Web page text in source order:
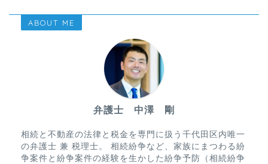
ABOUT ME
弁護士 中澤 剛
相続と不動産の法律と税金を専門に扱う千代田区内唯一
の弁護士 兼 税理士。 相続紛争など、家族にまつわる紛
争案件と紛争案件の経験を生かした紛争予防（相続紛争